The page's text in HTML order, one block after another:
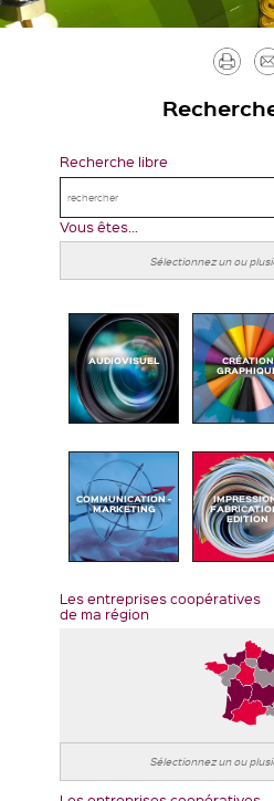
Recherche libre
Vous êtes...
AUDIOVISUEL CRÉATION
COMMUNICATION -
MARKETING
EDITION
Les entreprises coopératives
de ma région